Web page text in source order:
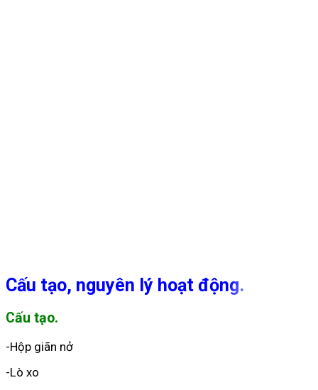
Cấu tạo, nguyên lý hoạt động.
Cấu tạo.
-Hộp giãn nở
-Lò xo